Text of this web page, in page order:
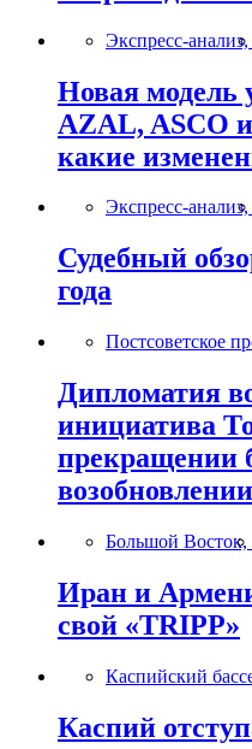
Экспресс-анализ,
Новая модель
AZAL, ASCO
какие
Экспресс-анализ,
Судебный
года
Постсоветское
Дипломатия
инициатива
прекращении
Большой Восток,
Иран и
свой «TRIPP»
Каспийский
Каспий